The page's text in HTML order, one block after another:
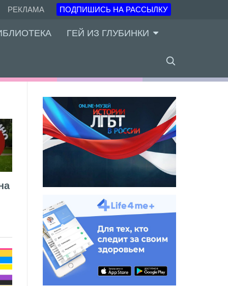
РЕКЛАМА ПОДПИШИСЬ НА РАССЫЛКУ
ГЕЙ ИЗ ГЛУБИНКИ